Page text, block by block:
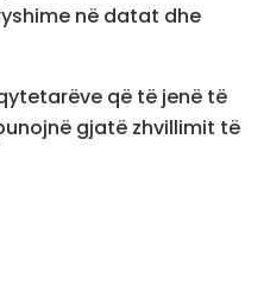
në datat dhe
që të jenë të
gjatë zhvillimit të